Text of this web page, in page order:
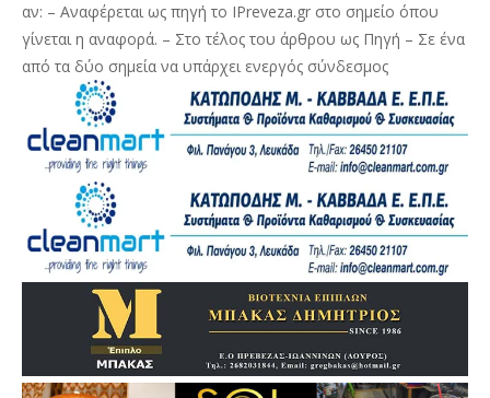
αν: – Αναφέρεται ως πηγή το IPreveza.gr στο σημείο όπου
γίνεται η αναφορά. – Στο τέλος του άρθρου ως Πηγή – Σε ένα
από τα δύο σημεία να υπάρχει ενεργός σύνδεσμος